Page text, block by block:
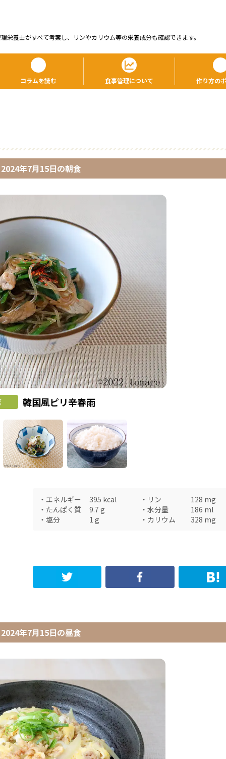
栄養⼠がすべて考案し、リンやカリウム等の栄養成分も確認できます。
コラムを読む 食事管理について 作り方の
2024年7月15日の朝食
韓国風ピリ辛春雨
・ エネルギー 395 kcal ・ リン 128 mg
・ たんぱく質 9.7 g ・ 水分量 186 ml
・ 塩分 1 g ・ カリウム 328 mg
2024年7月15日の昼食